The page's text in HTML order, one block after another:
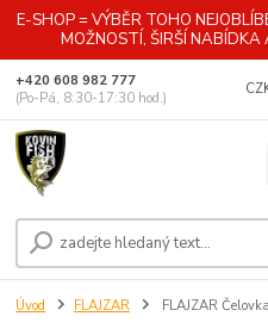
E-SHOP = VÝBĚR TOHO
MOŽNOSTÍ, ŠIRŠÍ
+420 608 982 777
(Po-Pá, 8:30-17:30 hod.)
Úvod FLAJZAR FLAJZAR